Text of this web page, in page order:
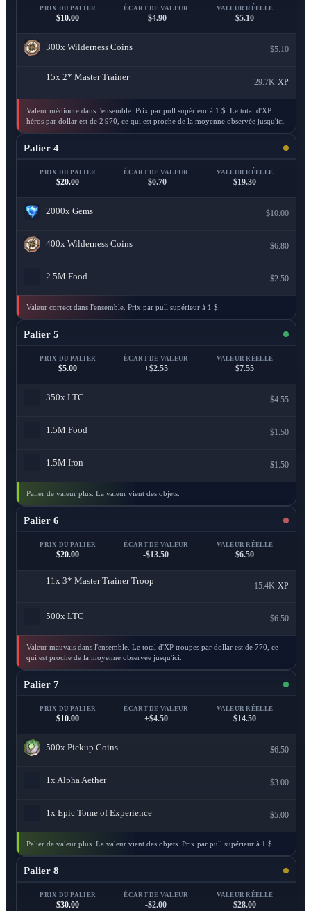
PRIX DU PALIER
$10.00
ÉCART DE VALEUR
-$4.90
VALEUR RÉELLE
$5.10
300x Wilderness Coins $5.10
15x 2* Master Trainer
29.7K XP
Valeur médiocre dans l'ensemble. Prix par pull supérieur à 1 $. Le total d'XP
héros par dollar est de 2 970, ce qui est proche de la moyenne observée jusqu'ici.
Palier 4
PRIX DU PALIER
$20.00
ÉCART DE VALEUR
-$0.70
VALEUR RÉELLE
$19.30
2000x Gems $10.00
400x Wilderness Coins $6.80
2.5M Food $2.50
Valeur correct dans l'ensemble. Prix par pull supérieur à 1 $.
Palier 5
PRIX DU PALIER
$5.00
ÉCART DE VALEUR
+$2.55
VALEUR RÉELLE
$7.55
350x LTC $4.55
1.5M Food $1.50
1.5M Iron $1.50
Palier de valeur plus. La valeur vient des objets.
Palier 6
PRIX DU PALIER
$20.00
ÉCART DE VALEUR
-$13.50
VALEUR RÉELLE
$6.50
11x 3* Master Trainer Troop
15.4K XP
500x LTC $6.50
Valeur mauvais dans l'ensemble. Le total d'XP troupes par dollar est de 770, ce
qui est proche de la moyenne observée jusqu'ici.
Palier 7
PRIX DU PALIER
$10.00
ÉCART DE VALEUR
+$4.50
VALEUR RÉELLE
$14.50
500x Pickup Coins $6.50
1x Alpha Aether $3.00
1x Epic Tome of Experience $5.00
Palier de valeur plus. La valeur vient des objets. Prix par pull supérieur à 1 $.
Palier 8
PRIX DU PALIER
$30.00
ÉCART DE VALEUR
-$2.00
VALEUR RÉELLE
$28.00